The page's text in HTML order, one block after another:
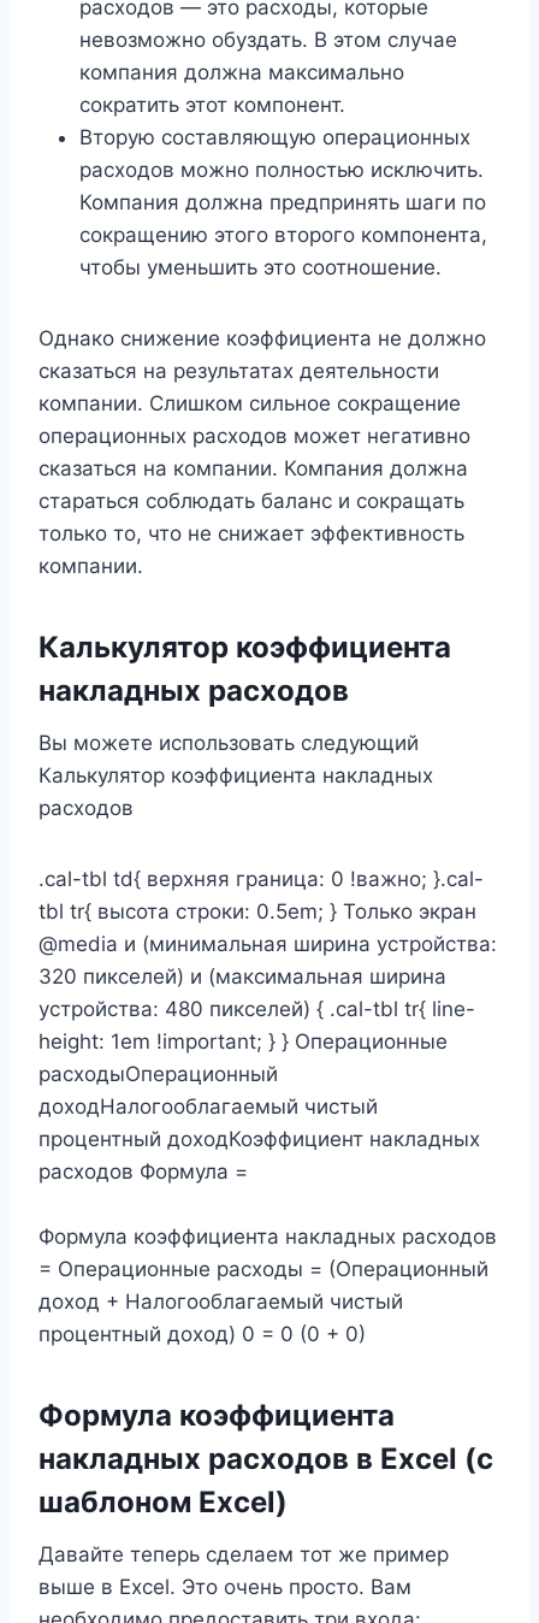
расходов — это расходы, которые
невозможно обуздать. В этом случае
компания должна максимально
сократить этот компонент.
Вторую составляющую операционных
расходов можно полностью исключить.
Компания должна предпринять шаги по
сокращению этого второго компонента,
чтобы уменьшить это соотношение.
Однако снижение коэффициента не должно
сказаться на результатах деятельности
компании. Слишком сильное сокращение
операционных расходов может негативно
сказаться на компании. Компания должна
стараться соблюдать баланс и сокращать
только то, что не снижает эффективность
компании.
Калькулятор коэффициента
накладных расходов
Вы можете использовать следующий
Калькулятор коэффициента накладных
расходов
.cal-tbl td{ верхняя граница: 0 !важно; }.cal-
tbl tr{ высота строки: 0.5em; } Только экран
@media и (минимальная ширина устройства:
320 пикселей) и (максимальная ширина
устройства: 480 пикселей) { .cal-tbl tr{ line-
height: 1em !important; } } Операционные
расходыОперационный
доходНалогооблагаемый чистый
процентный доходКоэффициент накладных
расходов Формула =
Формула коэффициента накладных расходов
= Операционные расходы = (Операционный
доход + Налогооблагаемый чистый
процентный доход) 0 = 0 (0 + 0)
Формула коэффициента
накладных расходов в Excel (с
шаблоном Excel)
Давайте теперь сделаем тот же пример
выше в Excel. Это очень просто. Вам